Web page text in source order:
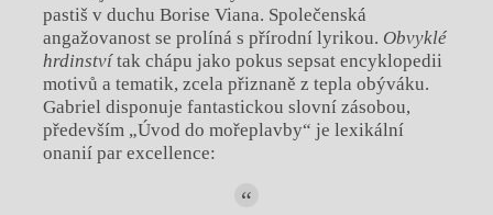
pastiš v duchu Borise Viana. Společenská
angažovanost se prolíná s přírodní lyrikou. Obvyklé
hrdinstvítak chápu jako pokus sepsat encyklopedii
motivů a tematik, zcela přiznaně z tepla obýváku.
Gabriel disponuje fantastickou slovní zásobou,
především „Úvod do mořeplavby“ je lexikální
onanií par excellence: